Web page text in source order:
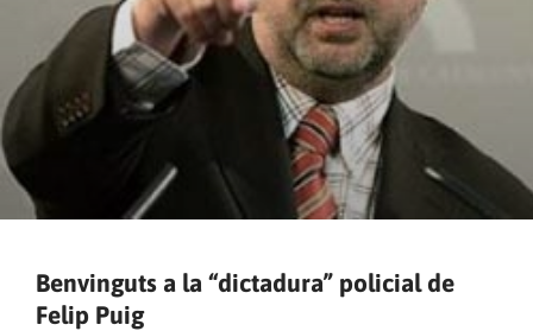
Benvinguts a la “dictadura” policial de
Felip Puig